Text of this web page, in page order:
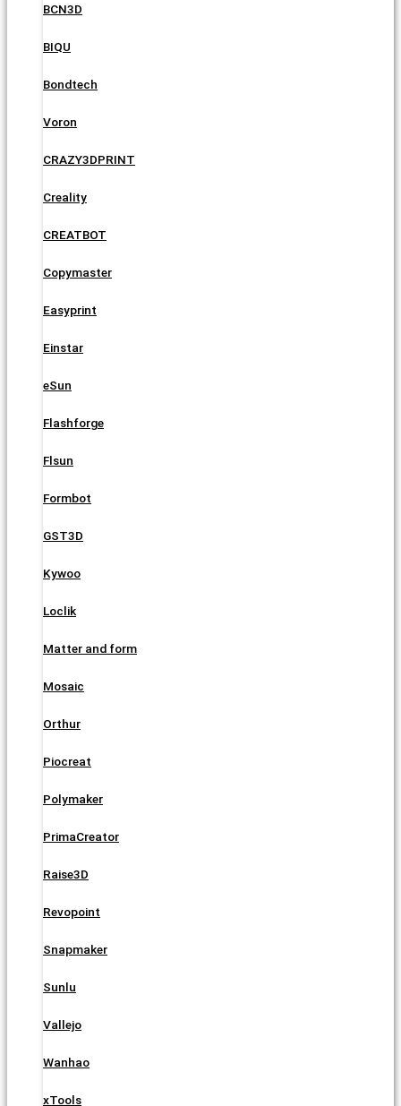
BCN3D
BIQU
Bondtech
Voron
CRAZY3DPRINT
Creality
CREATBOT
Copymaster
Easyprint
Einstar
eSun
Flashforge
Flsun
Formbot
GST3D
Kywoo
Loclik
Matter and form
Mosaic
Orthur
Piocreat
Polymaker
PrimaCreator
Raise3D
Revopoint
Snapmaker
Sunlu
Vallejo
Wanhao
xTools